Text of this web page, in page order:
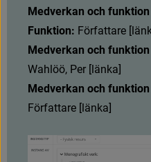
Medverkan och
Funktion: Författare
Medverkan och
Wahlöö, Per [länka]
Medverkan och
Författare [länka]